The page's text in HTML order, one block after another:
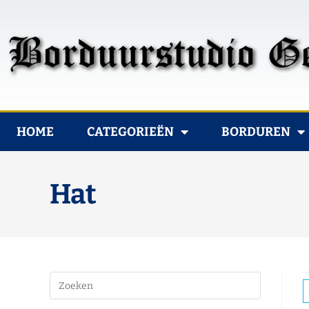
HOME CATEGORIEËN BORDUREN
Hat